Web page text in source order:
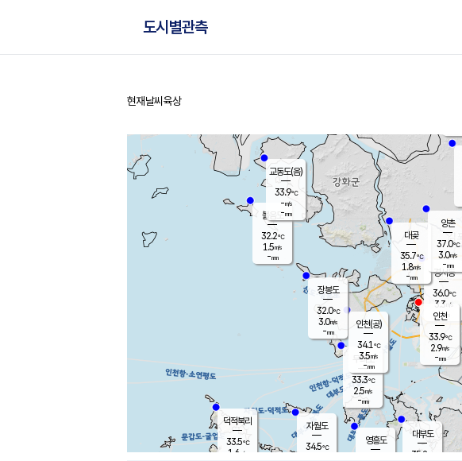
도시별관측
홈
현재날씨 육상
무의도
33.3℃
2.5m/s
-mm
영흥도
볼음도
32.2℃
1.5m/s
-mm
자월도
34.5℃
장봉도
32.0℃
3.0m/s
-mm
대부도
35.2
경서동
36.0℃
3.3 m/s
-mm
대곶
35.7℃
1.8m/s
-mm
양촌
37.0℃
3.0m/s
-mm
덕적북리
33.5℃
1.6 m/s
인천(공)
34.1℃
3.5m/s
-mm
교동도(음)
33.9℃
-m/s
-mm
인천
33.9℃
2.9m/s
-mm